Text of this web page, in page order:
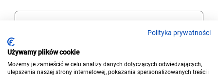
Polityka prywatności
Używamy plików cookie
Możemy je zamieścić w celu analizy danych dotyczących odwiedzających,
ulepszenia naszej strony internetowej, pokazania spersonalizowanych treści i